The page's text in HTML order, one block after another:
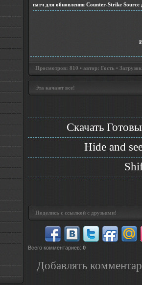
патч для обновления Counter-Strike Source
Просмотров: 810 • автор: Гость •
Эта качают все!
Скачать
Hide and
Поделись с ссылкой с друзьями!
Всего комментариев: 0
Добавлять